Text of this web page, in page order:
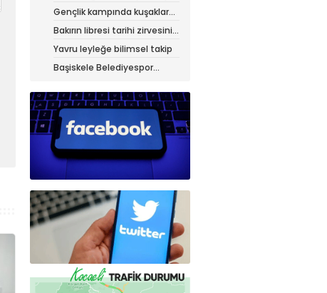
Gençlik kampında kuşaklar
buluştu
Bakırın libresi tarihi zirvesini
test ediyor
Yavru leyleğe bilimsel takip
Başiskele Belediyespor